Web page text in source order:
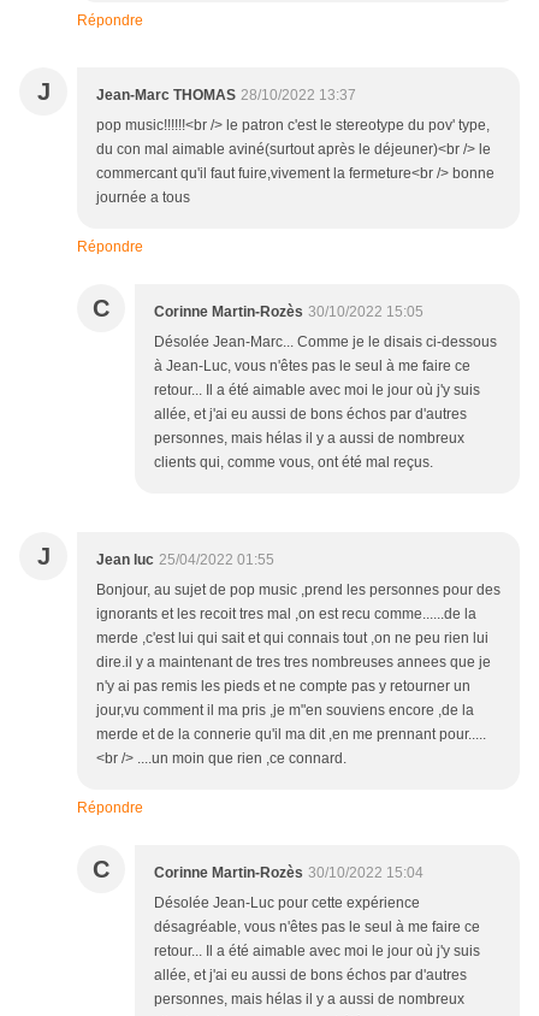
Répondre
J Jean-Marc THOMAS 28/10/2022 13:37
pop music!!!!!!<br /> le patron c'est le stereotype du pov' type,
du con mal aimable aviné(surtout après le déjeuner)<br /> le
commercant qu'il faut fuire,vivement la fermeture<br /> bonne
journée a tous
Répondre
C Corinne Martin-Rozès 30/10/2022 15:05
Désolée Jean-Marc... Comme je le disais ci-dessous
à Jean-Luc, vous n'êtes pas le seul à me faire ce
retour... Il a été aimable avec moi le jour où j'y suis
allée, et j'ai eu aussi de bons échos par d'autres
personnes, mais hélas il y a aussi de nombreux
clients qui, comme vous, ont été mal reçus.
J Jean luc 25/04/2022 01:55
Bonjour, au sujet de pop music ,prend les personnes pour des
ignorants et les recoit tres mal ,on est recu comme......de la
merde ,c'est lui qui sait et qui connais tout ,on ne peu rien lui
dire.il y a maintenant de tres tres nombreuses annees que je
n'y ai pas remis les pieds et ne compte pas y retourner un
jour,vu comment il ma pris ,je m"en souviens encore ,de la
merde et de la connerie qu'il ma dit ,en me prennant pour.....
<br /> ....un moin que rien ,ce connard.
Répondre
C Corinne Martin-Rozès 30/10/2022 15:04
Désolée Jean-Luc pour cette expérience
désagréable, vous n'êtes pas le seul à me faire ce
retour... Il a été aimable avec moi le jour où j'y suis
allée, et j'ai eu aussi de bons échos par d'autres
personnes, mais hélas il y a aussi de nombreux